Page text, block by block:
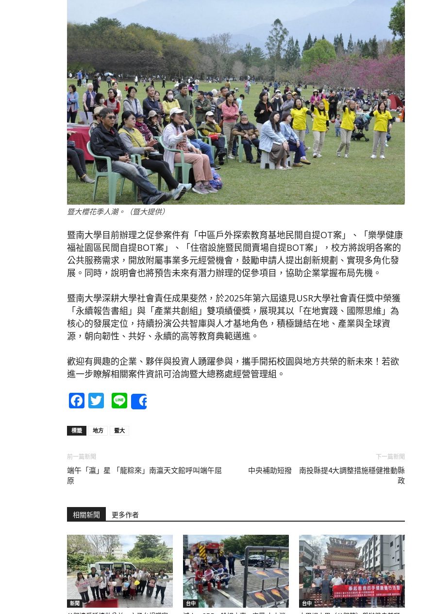
暨大櫻花季人潮。（暨大提供）
暨南大學目前辦理之促參案件有「中區戶外探索教育基地民間自提OT案」、「樂學健康
福祉園區民間自提BOT案」、「住宿設施暨民間賣場自提BOT案」，校方將說明各案的
公共服務需求，開放附屬事業多元經營機會，鼓勵申請人提出創新規劃、實現多角化發
展。同時，說明會也將預告未來有潛力辦理的促參項目，協助企業掌握布局先機。
暨南大學深耕大學社會責任成果斐然，於2025年第六屆遠見USR大學社會責任獎中榮獲
「永續報告書組」與「產業共創組」雙項績優獎，展現其以「在地實踐、國際思維」為
核心的發展定位，持續扮演公共智庫與人才基地角色，積極鏈結在地、產業與全球資
源，朝向韌性、共好、永續的高等教育典範邁進。
歡迎有興趣的企業、夥伴與投資人踴躍參與，攜手開拓校園與地方共榮的新未來！若欲
進一步瞭解相關案件資訊可洽詢暨大總務處經營管理組。
Facebook
Twitter
Line
標籤 地方 暨大
前一篇新聞
端午「瀛」星 「龍粽來」南瀛天文館呼叫端午屈
原
下一篇新聞
中央補助短撥 南投縣提4大調整措施穩健推動縣
政
相關新聞 更多作者
新聞 台中 台中